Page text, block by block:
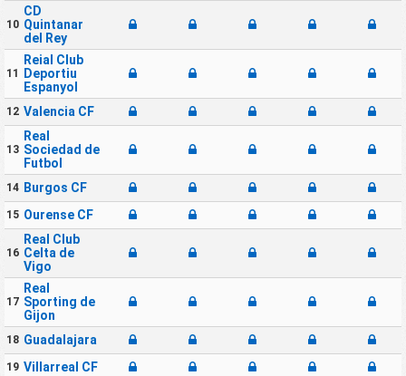
10
CD
Quintanar
del Rey
11
Reial Club
Deportiu
Espanyol
12 Valencia CF
13
Real
Sociedad de
Futbol
14 Burgos CF
15 Ourense CF
16
Real Club
Celta de
Vigo
17
Real
Sporting de
Gijon
18 Guadalajara
19 Villarreal CF